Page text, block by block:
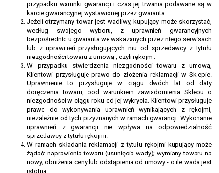
przypadku warunki gwarancji i czas jej trwania podawane są w
karcie gwarancyjnej wystawionej przez gwaranta.
Jeżeli otrzymany towar jest wadliwy, kupujący może skorzystać,
według swojego wyboru, z uprawnień gwarancyjnych
bezpośrednio u gwaranta we wskazanych przez niego serwisach
lub z uprawnień przysługujących mu od sprzedawcy z tytułu
niezgodności towaru z umową , czyli rękojmi.
W przypadku stwierdzenia niezgodności towaru z umową,
Klientowi przysługuje prawo do złożenia reklamacji w Sklepie.
Uprawnienie to przysługuje w ciągu dwóch lat od daty
doręczenia towaru, pod warunkiem zawiadomienia Sklepu o
niezgodności w ciągu roku od jej wykrycia. Klientowi przysługuje
prawo do wykonywania uprawnień wynikających z rękojmi,
niezależnie od tych przyznanych w ramach gwarancji. Wykonanie
uprawnień z gwarancji nie wpływa na odpowiedzialność
sprzedawcy z tytułu rękojmi.
W ramach składania reklamacji z tytułu rękojmi kupujący może
żądać: naprawienia towaru (usunięcia wady); wymiany towaru na
nowy; obniżenia ceny lub odstąpienia od umowy - o ile wada jest
istotna.